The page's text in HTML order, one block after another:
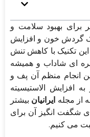
برای بهبود سلامت و
گردش خون و افزایش
تکنیک با کاهش تنش
ای شاداب و همیشه
انجام منظم آن پف و
افزایش الاستیسیته
از مجله ایرانیان بیشتر
شگفت انگیز آن برای
می کنیم.